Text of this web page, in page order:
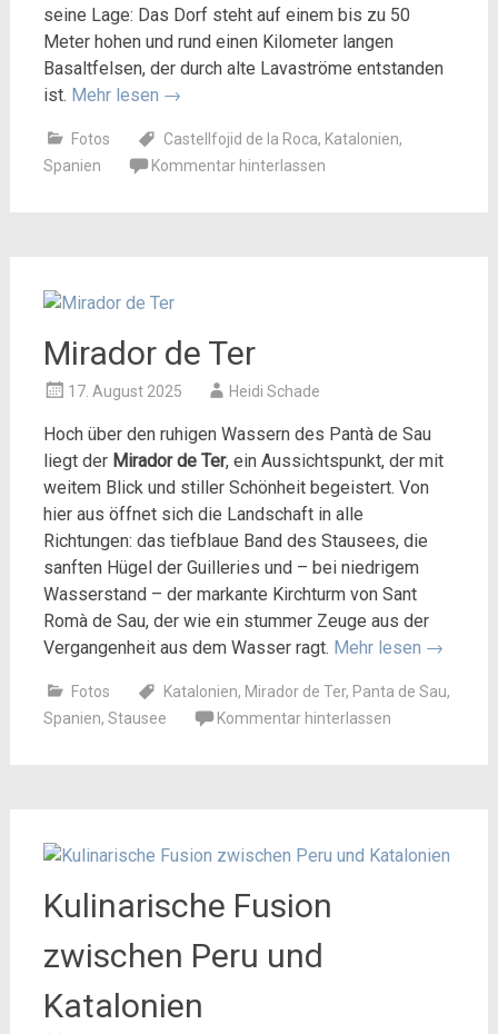
seine Lage: Das Dorf steht auf einem bis zu 50
Meter hohen und rund einen Kilometer langen
Basaltfelsen, der durch alte Lavaströme entstanden
ist. Mehr lesen →
Fotos Castellfojid de la Roca, Katalonien,
Spanien
Kommentar hinterlassen
Mirador de Ter
17. August 2025 Heidi Schade
Hoch über den ruhigen Wassern des Pantà de Sau
liegt der Mirador de Ter, ein Aussichtspunkt, der mit
weitem Blick und stiller Schönheit begeistert. Von
hier aus öffnet sich die Landschaft in alle
Richtungen: das tiefblaue Band des Stausees, die
sanften Hügel der Guilleries und – bei niedrigem
Wasserstand – der markante Kirchturm von Sant
Romà de Sau, der wie ein stummer Zeuge aus der
Vergangenheit aus dem Wasser ragt. Mehr lesen →
Fotos Katalonien, Mirador de Ter, Panta de Sau,
Spanien, Stausee Kommentar hinterlassen
Kulinarische Fusion
zwischen Peru und
Katalonien